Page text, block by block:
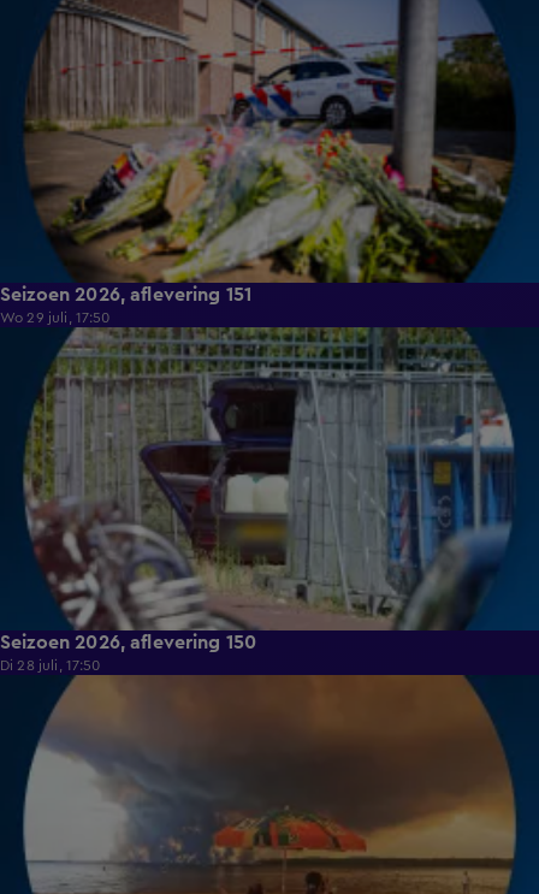
Seizoen 2026, aflevering 151
Wo 29 juli, 17:50
Seizoen 2026, aflevering 150
Di 28 juli, 17:50